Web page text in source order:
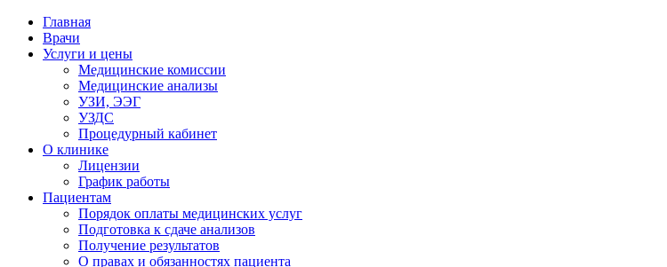
Главная
Врачи
Услуги и цены
Медицинские комиссии
Медицинские анализы
УЗИ, ЭЭГ
УЗДС
Процедурный кабинет
О клинике
Лицензии
График работы
Пациентам
Порядок оплаты медицинских услуг
Подготовка к сдаче анализов
Получение результатов
О правах и обязанностях пациента